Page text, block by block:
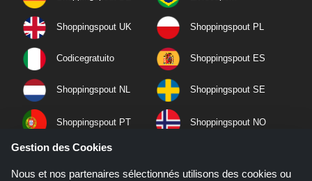
Shoppingspout UK Shoppingspout PL
Codicegratuito Shoppingspout ES
Shoppingspout NL Shoppingspout SE
Shoppingspout PT Shoppingspout NO
Gestion des Cookies
Nous et nos partenaires sélectionnés utilisons des cookies ou